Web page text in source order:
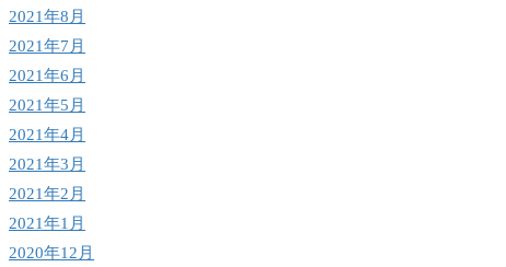
2021年8月
2021年7月
2021年6月
2021年5月
2021年4月
2021年3月
2021年2月
2021年1月
2020年12月